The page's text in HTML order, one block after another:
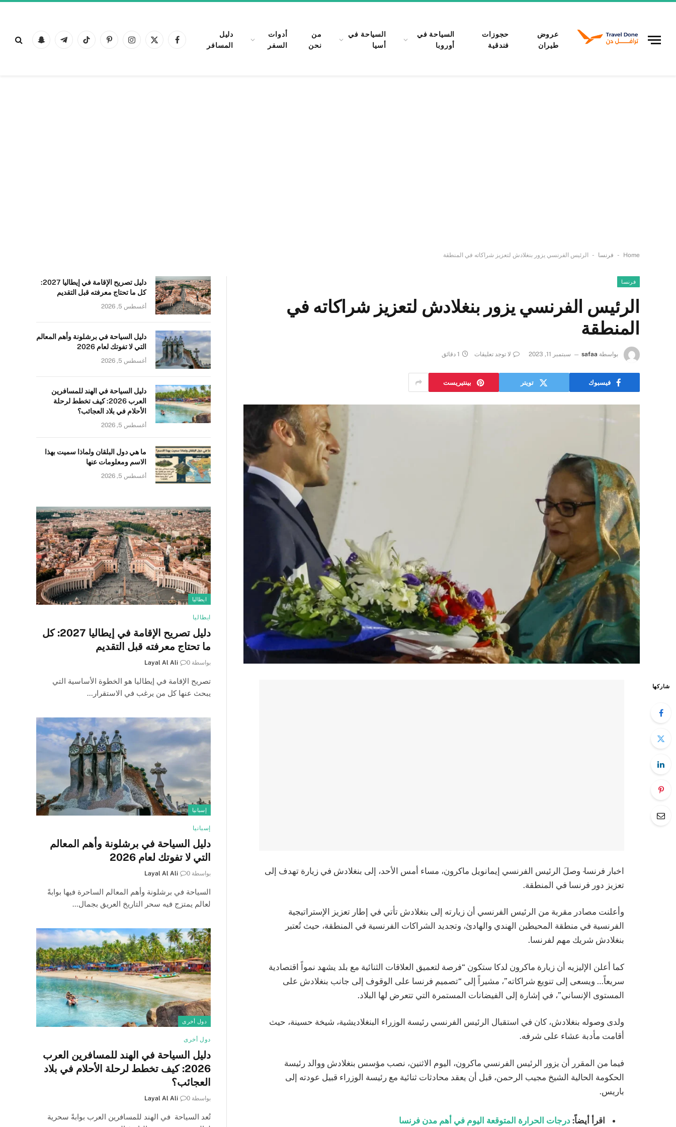
عروض
طيران
حجوزات
فندقية
السياحة في
أوروبا
السياحة في
أسيا
من
نحن
أدوات
السفر
دليل
المسافر
فيسبوكX
الانستغرامبينتيريستتيكتوك تيلقرام Snapchat
Home
- فرنسا - الرئيس الفرنسي يزور بنغلادش لتعزيز شراكاته في المنطقة
فرنسا
الرئيس الفرنسي يزور بنغلادش لتعزيز شراكاته في
المنطقة
بواسطة safaa سبتمبر 11, 2023 لا توجد تعليقات 1 دقائق
فيسبوك تويتر بينتيريست
شاركها
اخبار فرنسا- وصلَ الرئيس الفرنسي إيمانويل ماكرون، مساء أمس الأحد، إلى بنغلادش في زيارة تهدف إلى
تعزيز دور فرنسا في المنطقة.
وأعلنت مصادر مقربة من الرئيس الفرنسي أن زيارته إلى بنغلادش تأتي في إطار تعزيز الإستراتيجية
الفرنسية في منطقة المحيطين الهندي والهادئ، وتجديد الشراكات الفرنسية في المنطقة، حيث تُعتبر
بنغلادش شريك مهم لفرنسا.
كما أعلن الإليزيه أن زيارة ماكرون لدكا ستكون “فرصة لتعميق العلاقات الثنائية مع بلد يشهد نمواً اقتصادية
سريعاً… ويسعى إلى تنويع شراكاته”، مشيراً إلى “تصميم فرنسا على الوقوف إلى جانب بنغلادش على
المستوى الإنساني”، في إشارة إلى الفيضانات المستمرة التي تتعرض لها البلاد.
ولدى وصوله بنغلادش، كان في استقبال الرئيس الفرنسي رئيسة الوزراء البنغلاديشية، شيخة حسينة، حيث
أقامت مأدبة عشاء على شرفه.
فيما من المقرر أن يزور الرئيس الفرنسي ماكرون، اليوم الاثنين، نصب مؤسس بنغلادش ووالد رئيسة
الحكومة الحالية الشيخ مجيب الرحمن، قبل أن يعقد محادثات ثنائية مع رئيسة الوزراء قبيل عودته إلى
باريس.
اقرأ أيضاً: درجات الحرارة المتوقعة اليوم في أهم مدن فرنسا
دليل تصريح الإقامة في إيطاليا 2027:
كل ما تحتاج معرفته قبل التقديم
أغسطس 5, 2026
دليل السياحة في برشلونة وأهم المعالم
التي لا تفوتك لعام 2026
أغسطس 5, 2026
دليل السياحة في الهند للمسافرين
العرب 2026: كيف تخطط لرحلة
الأحلام في بلاد العجائب؟
أغسطس 5, 2026
ما هي دول البلقان ولماذا سميت بهذا
الاسم ومعلومات عنها
أغسطس 5, 2026
ايطاليا
ايطاليا
دليل تصريح الإقامة في إيطاليا 2027: كل
ما تحتاج معرفته قبل التقديم
بواسطة Layal Al Ali 0
تصريح الإقامة في إيطاليا هو الخطوة الأساسية التي
يبحث عنها كل من يرغب في الاستقرار…
إسبانيا
إسبانيا
دليل السياحة في برشلونة وأهم المعالم
التي لا تفوتك لعام 2026
بواسطة Layal Al Ali 0
السياحة في برشلونة وأهم المعالم الساحرة فيها بوابةً
لعالم يمتزج فيه سحر التاريخ العريق بجمال…
دول أخرى
دول أخرى
دليل السياحة في الهند للمسافرين العرب
2026: كيف تخطط لرحلة الأحلام في بلاد
العجائب؟
بواسطة Layal Al Ali 0
تُعد السياحة في الهند للمسافرين العرب بوابةً سحرية